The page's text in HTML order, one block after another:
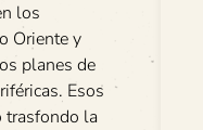
los
Oriente y
planes de
Esos
trasfondo la